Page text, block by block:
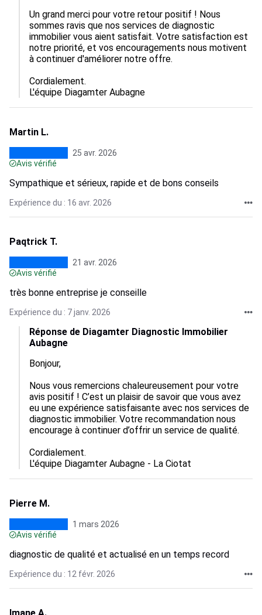
Un grand merci pour votre retour positif ! Nous
sommes ravis que nos services de diagnostic
immobilier vous aient satisfait. Votre satisfaction est
notre priorité, et vos encouragements nous motivent
à continuer d'améliorer notre offre.
Cordialement.
L'équipe Diagamter Aubagne
Martin L.
25 avr. 2026
Avis vérifié
Sympathique et sérieux, rapide et de bons conseils
Expérience du : 16 avr. 2026
Paqtrick T.
21 avr. 2026
Avis vérifié
très bonne entreprise je conseille
Expérience du : 7 janv. 2026
Réponse de Diagamter Diagnostic Immobilier
Aubagne
Bonjour,
Nous vous remercions chaleureusement pour votre
avis positif ! C’est un plaisir de savoir que vous avez
eu une expérience satisfaisante avec nos services de
diagnostic immobilier. Votre recommandation nous
encourage à continuer d’offrir un service de qualité.
Cordialement.
L'équipe Diagamter Aubagne - La Ciotat
Pierre M.
1 mars 2026
Avis vérifié
diagnostic de qualité et actualisé en un temps record
Expérience du : 12 févr. 2026